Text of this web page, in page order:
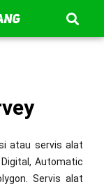
atau servis alat
Automatic
Servis alat